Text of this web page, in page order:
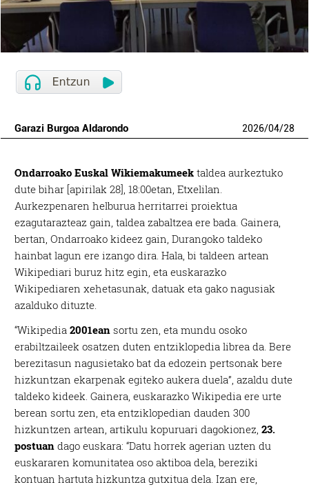
Garazi Burgoa Aldarondo 2026/04/28
Ondarroako Euskal Wikiemakumeek taldea aurkeztuko
dute bihar [apirilak 28], 18:00etan, Etxelilan.
Aurkezpenaren helburua herritarrei proiektua
ezagutarazteaz gain, taldea zabaltzea ere bada. Gainera,
bertan, Ondarroako kideez gain, Durangoko taldeko
hainbat lagun ere izango dira. Hala, bi taldeen artean
Wikipediari buruz hitz egin, eta euskarazko
Wikipediaren xehetasunak, datuak eta gako nagusiak
azalduko dituzte.
“Wikipedia 2001ean sortu zen, eta mundu osoko
erabiltzaileek osatzen duten entziklopedia librea da. Bere
berezitasun nagusietako bat da edozein pertsonak bere
hizkuntzan ekarpenak egiteko aukera duela”, azaldu dute
taldeko kideek. Gainera, euskarazko Wikipedia ere urte
berean sortu zen, eta entziklopedian dauden 300
hizkuntzen artean, artikulu kopuruari dagokionez,23.
postuan dago euskara: “Datu horrek agerian uzten du
euskararen komunitatea oso aktiboa dela, bereziki
kontuan hartuta hizkuntza gutxitua dela. Izan ere,